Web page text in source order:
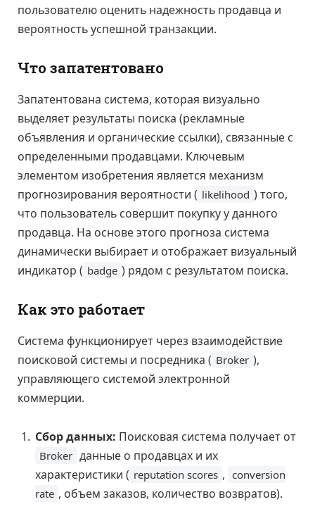
пользователю оценить надежность продавца и
вероятность успешной транзакции.
Что запатентовано
Запатентована система, которая визуально
выделяет результаты поиска (рекламные
объявления и органические ссылки), связанные с
определенными продавцами. Ключевым
элементом изобретения является механизм
прогнозирования вероятности ( likelihood ) того,
что пользователь совершит покупку у данного
продавца. На основе этого прогноза система
динамически выбирает и отображает визуальный
индикатор ( badge ) рядом с результатом поиска.
Как это работает
Система функционирует через взаимодействие
поисковой системы и посредника ( Broker ),
управляющего системой электронной
коммерции.
Сбор данных: Поисковая система получает от
Broker данные о продавцах и их
характеристики ( reputation scores , conversion
rate , объем заказов, количество возвратов).